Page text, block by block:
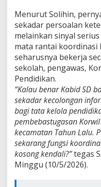
t
a
K
e
o
l
D
i
s
d
i
k
:
a
Menurut Solihin,
sekadar persoalan
melainkan sinyal
mata rantai
seharusnya bekerja
sekolah, pengawas,
Pendidikan.
“Kalau benar Kabid SD
sekadar kecolongan
bagi tata kelola
pembebastugasan
kecamatan Tahun Lalu.
sekarang fungsi
kosong kendali?”tegas
Minggu (10/5/2026).